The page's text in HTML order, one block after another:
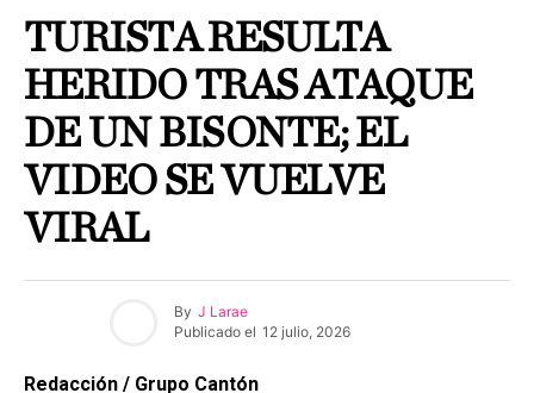
TURISTA RESULTA
HERIDO TRAS ATAQUE
DE UN BISONTE; EL
VIDEO SE VUELVE
VIRAL
By J Larae
Publicado el 12 julio, 2026
Redacción / Grupo Cantón